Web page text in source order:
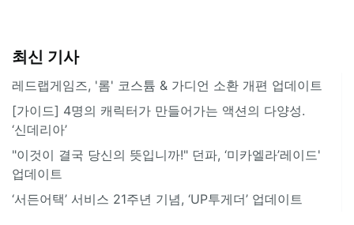
최신 기사
레드랩게임즈, '롬' 코스튬 & 가디언 소환 개편 업데이트
[가이드] 4명의 캐릭터가 만들어가는 액션의 다양성.
‘신데리아’
"이것이 결국 당신의 뜻입니까!" 던파, ‘미카엘라’레이드'
업데이트
‘서든어택’ 서비스 21주년 기념, ‘UP투게더’ 업데이트